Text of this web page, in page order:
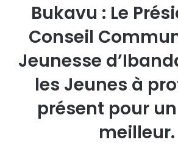
Bukavu : Le
Conseil
Jeunesse
les Jeunes à
présent pour
meilleur.